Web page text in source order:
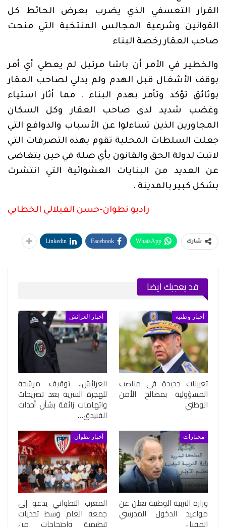
القرار التعسفي الذي يضرب بعرض الحائط كل
القوانين وشرعية المجالس المنتخبة التي منحت
صاحب العقار رخصة البناء
والخطير في الأمر أن باشا مرتيل لم يعطي أي أمر
بوقف الأشغال قبل الهدم ولم يدلي لصاحب العقار
بوثائق تؤكد وتأمر بهدم البناء . مما أثار استياء
وغضب شديد لدى صاحب العقار وكل السكان
المجاورين الذين تساءلوا عن الأسباب والدوافع التي
جعلت السلطات المحلية تقوم بهذه التصرفات التي
لاتبث لدولة الحق والقانون بأي صلة في حين يتغاضى
عن العديد من البنايات العشوائية التي انتشرت
بشكل كبير بالمدينة .
راديو تطوان-حسن الفيلالي الخطابي
شارك WhatsApp
Facebook
Linkedin
قد يعجبك ايضا
أخبار وطنية
تعيينات جديدة في مناصب
المسؤولية بمصالح الأمن
الوطني
أخبار العرائش
العرائش.. توقيف مرشحة
للهجرة السرية بعد تصريحات
واتهامات زائفة بشأن أحداث
الفنيدق…
مختارات
وزارة التربية الوطنية تعلن عن
مواعيد الدخول المدرسي
أخبار تطوان
المغرب التطواني يدعو إلى
جمعه العام وسط تحديات